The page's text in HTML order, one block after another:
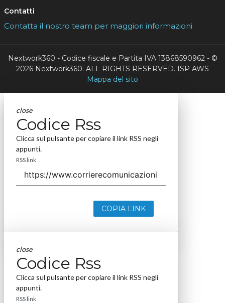
Contatti
Contatta il nostro team per maggiori informazioni
Nextwork360 - Codice fiscale e Partita IVA 13868590962 - ©
2026 Nextwork360. ALL RIGHTS RESERVED. ISP AWS
Mappa del sito
close
Codice Rss
Clicca sul pulsante per copiare il link RSS negli
appunti.
RSS link
COPIA LINK
close
Codice Rss
Clicca sul pulsante per copiare il link RSS negli
appunti.
RSS link